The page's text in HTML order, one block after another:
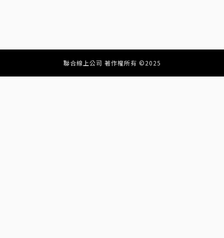
聯合線上公司 著作權所有 ©2025